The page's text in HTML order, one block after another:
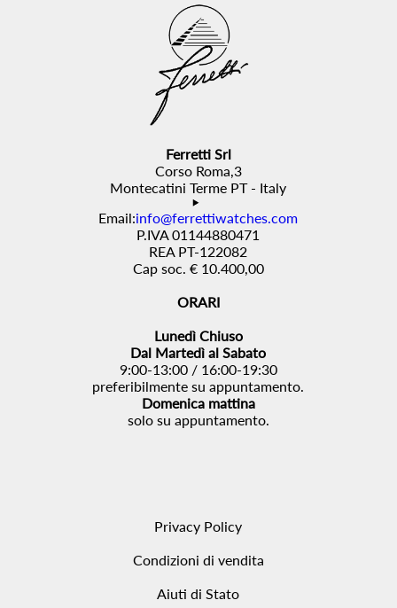
Ferretti Srl
Corso Roma,3
Montecatini Terme PT - Italy
Email:info@ferrettiwatches.com
P.IVA 01144880471
REA PT-122082
Cap soc. € 10.400,00
ORARI
Lunedì Chiuso
Dal Martedì al Sabato
9:00-13:00 / 16:00-19:30
preferibilmente su appuntamento.
Domenica mattina
solo su appuntamento.
Privacy Policy
Condizioni di vendita
Aiuti di Stato